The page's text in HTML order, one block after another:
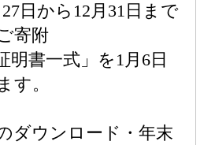
日から12月31日まで
寄附
一式」を1月6日
す。
ダウンロード・年末